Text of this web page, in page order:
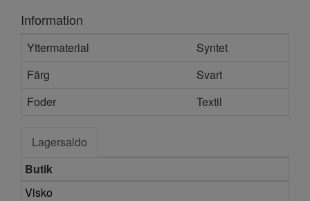
Information
Yttermaterial
Syntet
Färg
Svart
Foder
Textil
Lagersaldo
Butik
Visko